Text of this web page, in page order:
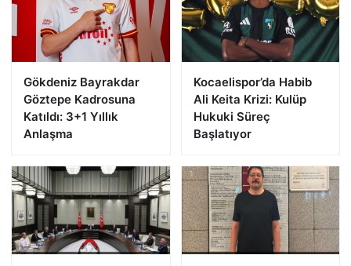
Gökdeniz Bayrakdar
Göztepe Kadrosuna
Katıldı: 3+1 Yıllık
Anlaşma
Kocaelispor’da Habib
Ali Keita Krizi: Kulüp
Hukuki Süreç
Başlatıyor